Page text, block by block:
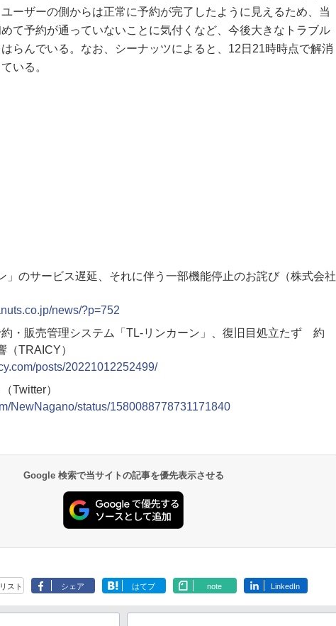
ーザーの側からは正常に予約が完了したように見えるため、当
て予約が通っていないことに気付くなど、今後大きなトラブル
らんでいる。なお、シーナッツによると、12日21時時点で解消
いる。
」のサービス遅延、それに伴う一部機能停止のお詫び（株式会社
news/?p=752
・販売管理システム「TL-リンカーン」、復旧目処立たず 約
（TRAICY）
posts/20221012252499/
Twitter）
NewNagano/status/1580088778731171840
Google 検索で当サイトの記事を優先表示させる
リスト シェア はてブ note LinkedIn